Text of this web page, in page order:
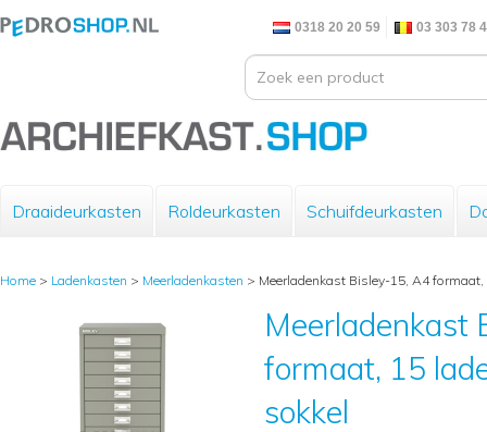
0318 20 20 59 03 303 78
Draaideurkasten Roldeurkasten Schuifdeurkasten
Home > Ladenkasten > Meerladenkasten > Meerladenkast Bisley-15, A4
Meerladenkast
formaat, 15
sokkel